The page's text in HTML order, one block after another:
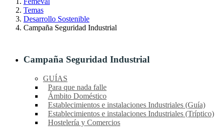
Temas
Desarrollo Sostenible
Campaña Seguridad Industrial
Campaña Seguridad Industrial
GUÍAS
Para que nada falle
Ámbito Doméstico
Establecimientos e instalaciones Industriales (Guía)
Establecimientos e instalaciones Industriales (Tríptico)
Hostelería y Comercios